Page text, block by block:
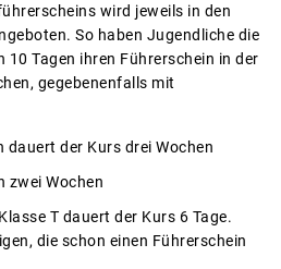
wird jeweils in den
So haben Jugendliche die
Tagen ihren Führerschein in der
gegebenenfalls mit
dauert der Kurs drei Wochen
zwei Wochen
T dauert der Kurs 6 Tage.
die schon einen Führerschein